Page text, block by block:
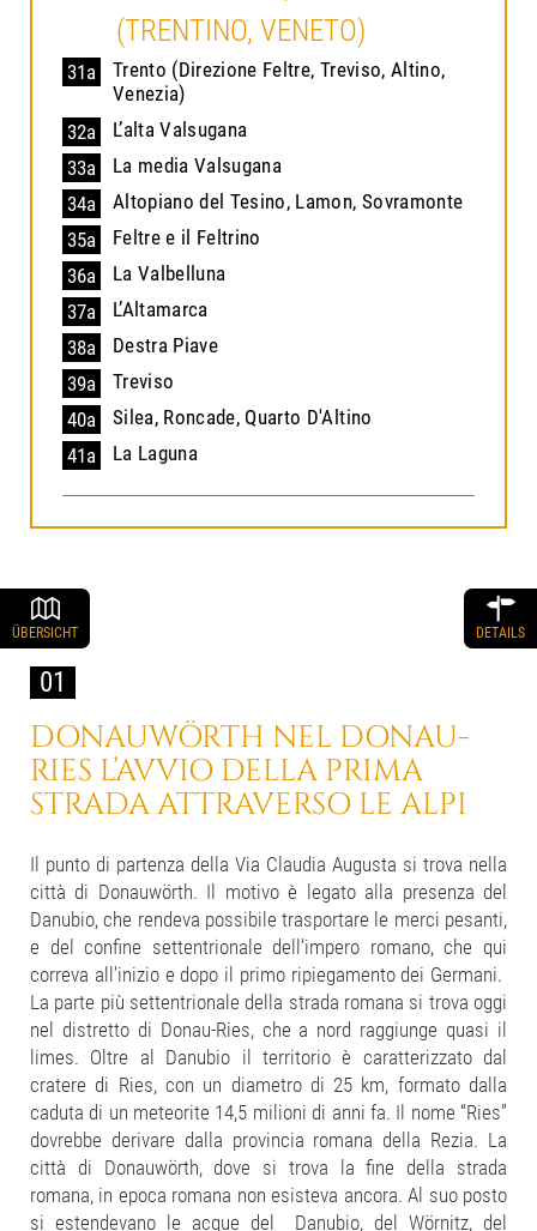
(TRENTINO, VENETO)
31a
Trento (Direzione Feltre, Treviso, Altino,
Venezia)
32a
L’alta Valsugana
33a
La media Valsugana
34a
Altopiano del Tesino, Lamon, Sovramonte
35a
Feltre e il Feltrino
36a
La Valbelluna
37a
L’Altamarca
38a
Destra Piave
39a
Treviso
40a
Silea, Roncade, Quarto D'Altino
41a
La Laguna
ÜBERSICHT DETAILS
DONAUWÖRTH NEL DONAU-
RIES L’AVVIO DELLA PRIMA
STRADAATTRAVERSO LE ALPI
01
Il punto di partenza della Via Claudia Augusta si trova nella
città di Donauwörth. Il motivo è legato alla presenza del
Danubio, che rendeva possibile trasportare le merci pesanti,
e del confine settentrionale dell’impero romano, che qui
correva all’inizio e dopo il primo ripiegamento dei Germani.
La parte più settentrionale della strada romana si trova oggi
nel distretto di Donau-Ries, che a nord raggiunge quasi il
limes. Oltre al Danubio il territorio è caratterizzato dal
cratere di Ries, con un diametro di 25 km, formato dalla
caduta di un meteorite 14,5 milioni di anni fa. Il nome “Ries”
dovrebbe derivare dalla provincia romana della Rezia. La
città di Donauwörth, dove si trova la fine della strada
romana, in epoca romana non esisteva ancora. Al suo posto
si estendevano le acque del Danubio, del Wörnitz, del